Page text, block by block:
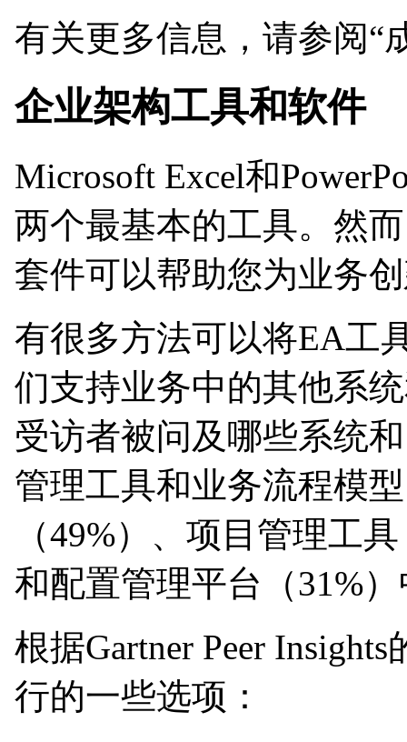
有关更多信息，请参阅“
企业架构工具和软件
Microsoft Excel和
两个最基本的工具。然
套件可以帮助您为业务
有很多方法可以将EA工
们支持业务中的其他系
受访者被问及哪些系统
管理工具和业务流程模
（49%）、项目管理工
和配置管理平台（31%
根据Gartner Peer
行的一些选项：